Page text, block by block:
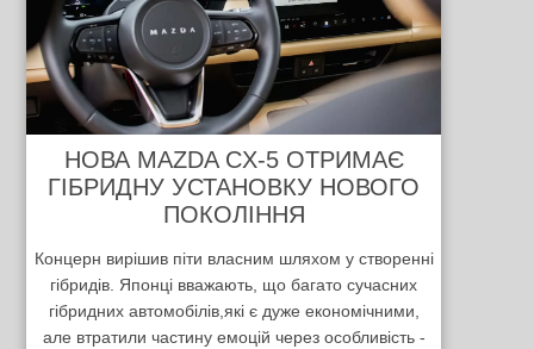
НОВА MAZDA CX-5 ОТРИМАЄ
ГІБРИДНУ УСТАНОВКУ НОВОГО
ПОКОЛІННЯ
Концерн вирішив піти власним шляхом у створенні
гібридів. Японці вважають, що багато сучасних
гібридних автомобілів,які є дуже економічними,
але втратили частину емоцій через особливість -